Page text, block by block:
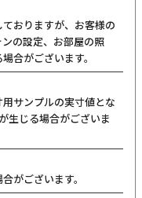
おりますが、お客様の
の設定、お部屋の照
合がございます。
サンプルの実寸値とな
生じる場合がございま
がございます。